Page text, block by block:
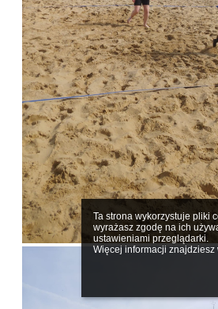
Ta strona wykorzystuje pliki
wyrażasz zgodę na ich
ustawieniami przeglądarki.
Więcej informacji znajdziesz